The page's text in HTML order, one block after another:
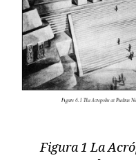
Figura 1 La